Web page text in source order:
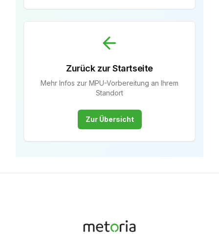
Zurück zur Startseite
Mehr Infos zur MPU-Vorbereitung an Ihrem
Standort
Zur Übersicht